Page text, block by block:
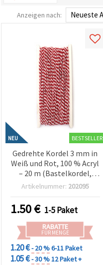
Anzeigen nach:
NEU BESTSELLER
Gedrehte Kordel 3 mm in
Weiß und Rot, 100 % Acryl
– 20 m (Bastelkordel,
Häkel- & Makramee-
Artikelnummer: 202095
1.50€ 1-5 Paket
RABATTE
FÜR MENGE
1.20 €- 20 %6-11 Paket
1.05 €- 30 %12 Paket +